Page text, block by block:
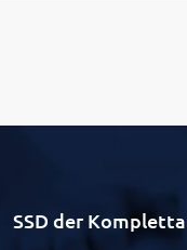
SSD der